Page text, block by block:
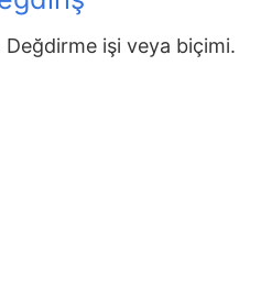
Değdirme işi veya biçimi.